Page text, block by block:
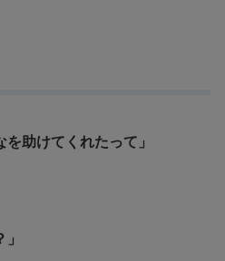
を助けてくれたって」